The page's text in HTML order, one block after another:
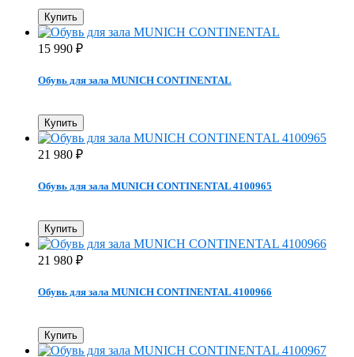
Купить
15 990 ₽
Обувь для зала MUNICH CONTINENTAL
Купить
21 980 ₽
Обувь для зала MUNICH CONTINENTAL 4100965
Купить
21 980 ₽
Обувь для зала MUNICH CONTINENTAL 4100966
Купить